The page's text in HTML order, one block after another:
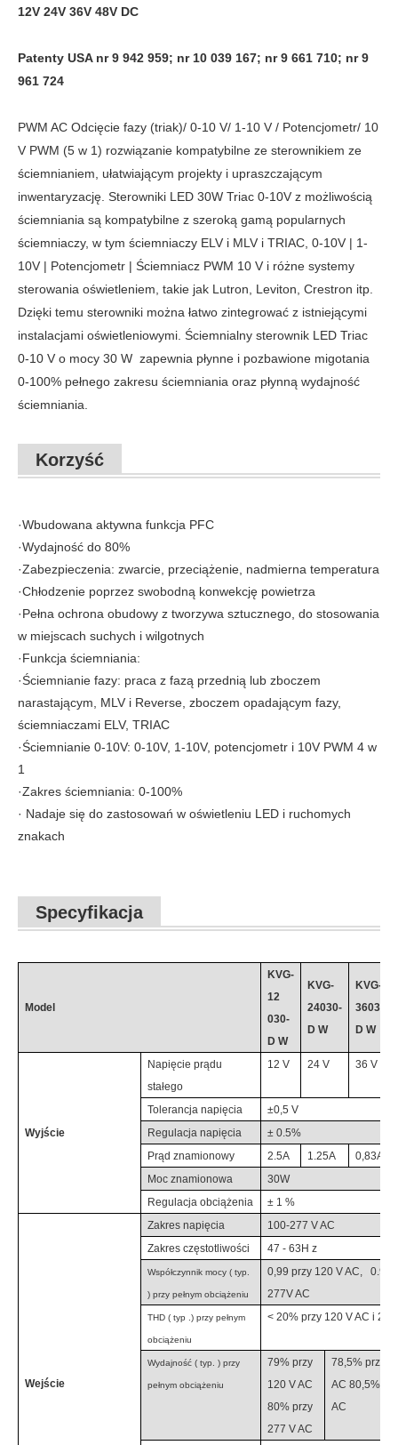
12V 24V 36V 48V DC
Patenty USA nr 9 942 959; nr 10 039 167; nr 9 661 710; nr 9
961 724
PWM AC Odcięcie fazy (triak)/ 0-10 V/ 1-10 V / Potencjometr/ 10
V PWM (5 w 1) rozwiązanie kompatybilne ze sterownikiem ze
ściemnianiem, ułatwiającym projekty i upraszczającym
inwentaryzację. Sterowniki LED 30W Triac 0-10V z możliwością
ściemniania są kompatybilne z szeroką gamą popularnych
ściemniaczy, w tym ściemniaczy ELV i MLV i TRIAC, 0-10V | 1-
10V | Potencjometr | Ściemniacz PWM 10 V i różne systemy
sterowania oświetleniem, takie jak Lutron, Leviton, Crestron itp.
Dzięki temu sterowniki można łatwo zintegrować z istniejącymi
instalacjami oświetleniowymi. Ściemnialny sterownik LED Triac
0-10 V o mocy 30 W zapewnia płynne i pozbawione migotania
0-100% pełnego zakresu ściemniania oraz płynną wydajność
ściemniania.
Korzyść
·Wbudowana aktywna funkcja PFC
·Wydajność do 80%
·Zabezpieczenia: zwarcie, przeciążenie, nadmierna temperatura
·Chłodzenie poprzez swobodną konwekcję powietrza
·Pełna ochrona obudowy z tworzywa sztucznego, do stosowania
w miejscach suchych i wilgotnych
·Funkcja ściemniania:
·Ściemnianie fazy: praca z fazą przednią lub zboczem
narastającym, MLV i Reverse, zboczem opadającym fazy,
ściemniaczami ELV, TRIAC
·Ściemnianie 0-10V: 0-10V, 1-10V, potencjometr i 10V PWM 4 w
1
·Zakres ściemniania: 0-100%
· Nadaje się do zastosowań w oświetleniu LED i ruchomych
znakach
Specyfikacja
Model
KVG-
12
030-
D W
KVG-
24030-
D W
KVG-
36030
D W
Wyjście
Napięcie prądu
stałego
12 V 24 V 36 V
Tolerancja napięcia
±0,5 V
Regulacja napięcia
± 0.5%
Prąd znamionowy
2.5A 1.25A
0,83A
Moc znamionowa
30W
Regulacja obciążenia
± 1 %
Wejście
Zakres napięcia 100-277 V AC
Zakres częstotliwości
47 - 63H z
Współczynnik mocy ( typ.
) przy pełnym obciążeniu
0,99 przy 120 V AC, 0.9
277V AC
THD ( typ .) przy pełnym
obciążeniu
< 20% przy 120 V AC i 277
Wydajność ( typ. ) przy
pełnym obciążeniu
79% przy
120 V AC
80% przy
277 V AC
78,5% przy
AC 80,5%
AC